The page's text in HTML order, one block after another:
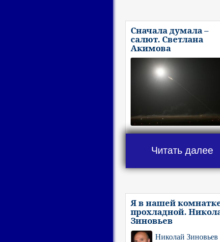
Сначала думала –
салют. Светлана
Акимова
Читать далее
Я в нашей
прохладной.
Зиновьев
Николай Зиновьев